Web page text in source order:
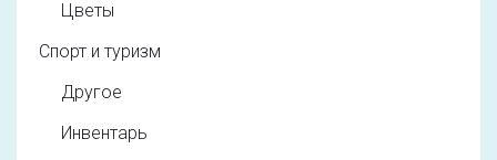
Цветы
Спорт и туризм
Другое
Инвентарь